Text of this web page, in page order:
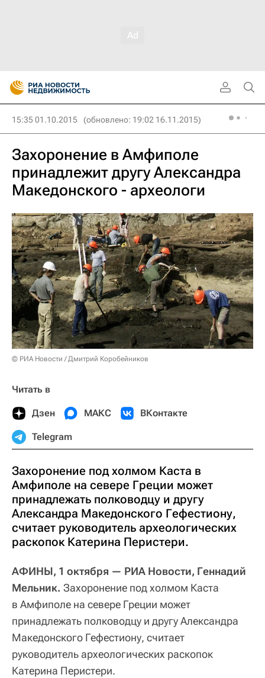
15:35 01.10.2015 (обновлено: 19:02 16.11.2015)
Захоронение в Амфиполе
принадлежит другу Александра
Македонского - археологи
© РИА Новости / Дмитрий Коробейников
Читать в
Дзен МАКС ВКонтакте
Telegram
Захоронение под холмом Каста в
Амфиполе на севере Греции может
принадлежать полководцу и другу
Александра Македонского Гефестиону,
считает руководитель археологических
раскопок Катерина Перистери.
АФИНЫ, 1 октября — РИА Новости, Геннадий
Мельник. Захоронение под холмом Каста
в Амфиполе на севере Греции может
принадлежать полководцу и другу Александра
Македонского Гефестиону, считает
руководитель археологических раскопок
Катерина Перистери.